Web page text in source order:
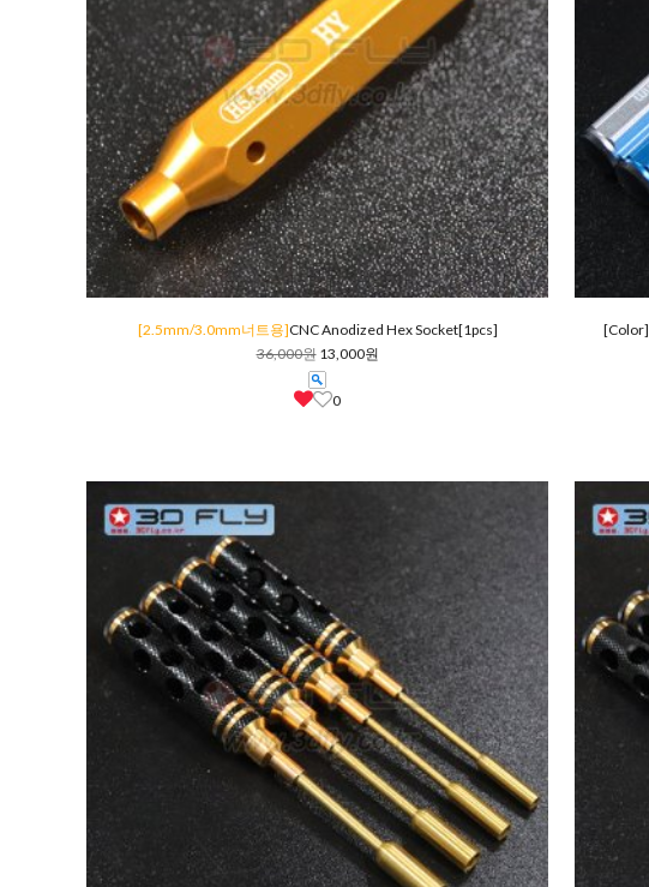
[2.5mm/3.0mm너트용]CNC Anodized Hex Socket[1pcs]
36,000원 13,000원
0
[Color]